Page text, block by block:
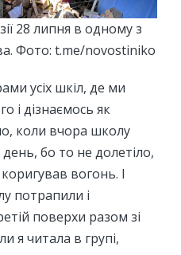
28 липня в одному з
Фото: t.me/novostiniko
усіх шкіл, де ми
і дізнаємось як
коли вчора школу
бо то не долетіло,
вогонь. І
потрапили і
поверхи разом зі
я читала в групі,